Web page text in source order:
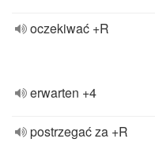
oczekiwać +R
erwarten +4
postrzegać za +R